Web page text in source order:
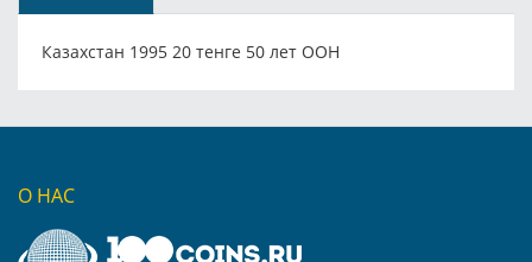
Казахстан 1995 20 тенге 50 лет ООН
О НАС